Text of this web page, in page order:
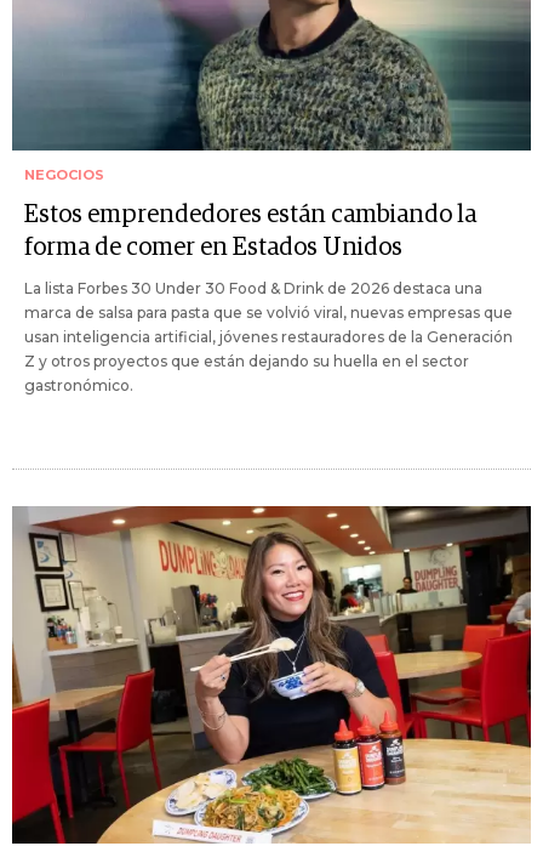
NEGOCIOS
Estos emprendedores están cambiando la
forma de comer en Estados Unidos
La lista Forbes 30 Under 30 Food & Drink de 2026 destaca una
marca de salsa para pasta que se volvió viral, nuevas empresas que
usan inteligencia artificial, jóvenes restauradores de la Generación
Z y otros proyectos que están dejando su huella en el sector
gastronómico.